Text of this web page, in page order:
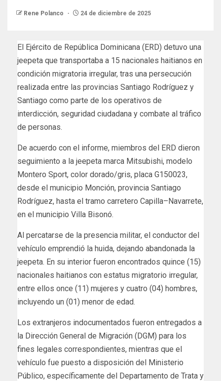
Rene Polanco 24 de diciembre de 2025
El Ejército de República Dominicana (ERD) detuvo una
jeepeta que transportaba a 15 nacionales haitianos en
condición migratoria irregular, tras una persecución
realizada entre las provincias Santiago Rodríguez y
Santiago como parte de los operativos de
interdicción, seguridad ciudadana y combate al tráfico
de personas.
De acuerdo con el informe, miembros del ERD dieron
seguimiento a la jeepeta marca Mitsubishi, modelo
Montero Sport, color dorado/gris, placa G150023,
desde el municipio Monción, provincia Santiago
Rodríguez, hasta el tramo carretero Capilla–Navarrete,
en el municipio Villa Bisonó.
Al percatarse de la presencia militar, el conductor del
vehículo emprendió la huida, dejando abandonada la
jeepeta. En su interior fueron encontrados quince (15)
nacionales haitianos con estatus migratorio irregular,
entre ellos once (11) mujeres y cuatro (04) hombres,
incluyendo un (01) menor de edad.
Los extranjeros indocumentados fueron entregados a
la Dirección General de Migración (DGM) para los
fines legales correspondientes, mientras que el
vehículo fue puesto a disposición del Ministerio
Público, específicamente del Departamento de Trata y